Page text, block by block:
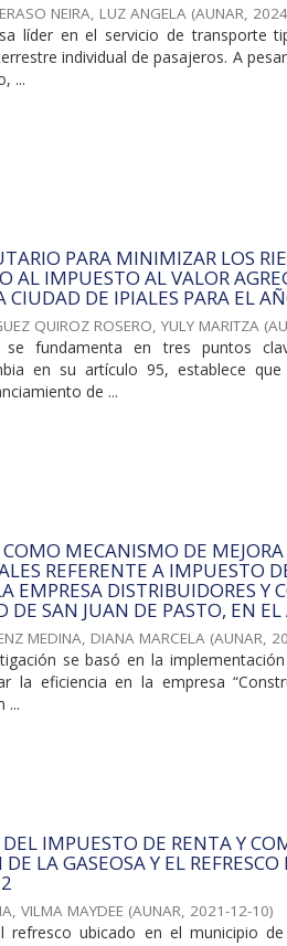
ERASO NEIRA, LUZ ANGELA (AUNAR,
líder en el servicio de transporte
individual de pasajeros. A
...
PARA MINIMIZAR LOS
AL IMPUESTO AL VALOR
CIUDAD DE IPIALES PARA EL
QUIROZ ROSERO, YULY MARITZA (
se fundamenta en tres puntos
en su artículo 95, establece
de ...
MECANISMO DE MEJORA
REFERENTE A IMPUESTO
EMPRESA DISTRIBUIDORES Y
DE SAN JUAN DE PASTO, EN
MEDINA, DIANA MARCELA (AUNAR,
se basó en la
la eficiencia en la empresa
...
IMPUESTO DE RENTA Y
LA GASEOSA Y EL
VILMA MAYDEE (AUNAR, 2021-12-10)
refresco ubicado en el municipio